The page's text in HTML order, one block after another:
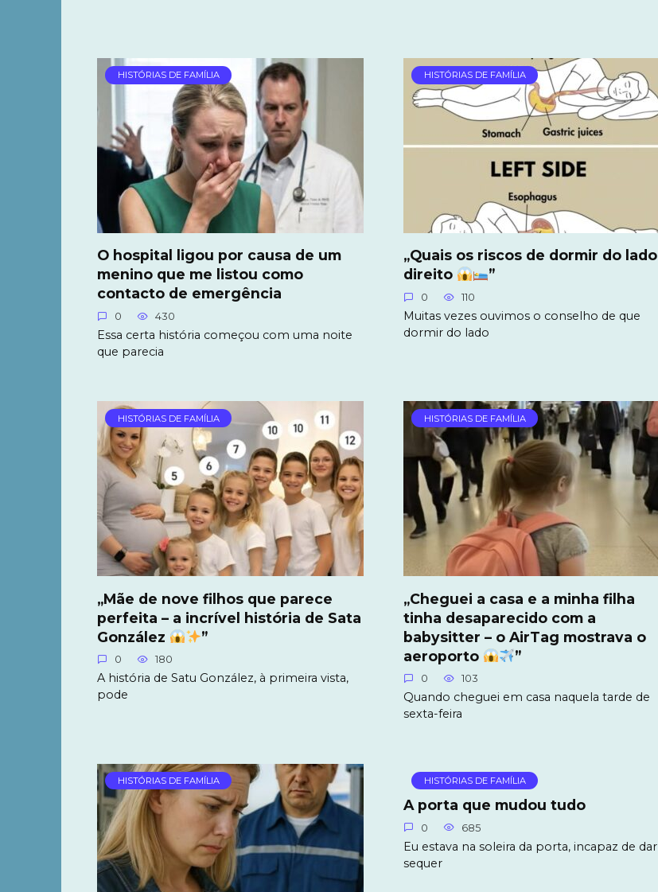
HISTÓRIAS DE FAMÍLIA
O hospital ligou por causa de um
menino que me listou como
contacto de emergência
0 430
Essa certa história começou com uma noite
que parecia
HISTÓRIAS DE FAMÍLIA
„Quais os riscos de dormir do lado
direito
”
0 110
Muitas vezes ouvimos o conselho de que
dormir do lado
HISTÓRIAS DE FAMÍLIA
„Mãe de nove filhos que parece
perfeita – a incrível história de Sata
González
”
0 180
A história de Satu González, à primeira vista,
pode
HISTÓRIAS DE FAMÍLIA
„Cheguei a casa e a minha filha
tinha desaparecido com a
babysitter – o AirTag mostrava o
aeroporto
”
0 103
Quando cheguei em casa naquela tarde de
sexta-feira
HISTÓRIAS DE FAMÍLIA HISTÓRIAS DE FAMÍLIA
A porta que mudou tudo
0 685
Eu estava na soleira da porta, incapaz de dar
sequer